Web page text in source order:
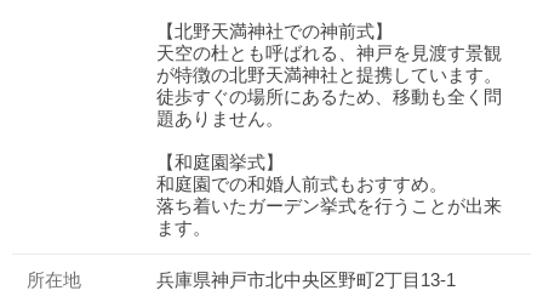
【北野天満神社での神前式】
天空の杜とも呼ばれる、神戸を見渡す景観
が特徴の北野天満神社と提携しています。
徒歩すぐの場所にあるため、移動も全く問
題ありません。
【和庭園挙式】
和庭園での和婚人前式もおすすめ。
落ち着いたガーデン挙式を行うことが出来
ます。
所在地 兵庫県神戸市北中央区野町2丁目13-1